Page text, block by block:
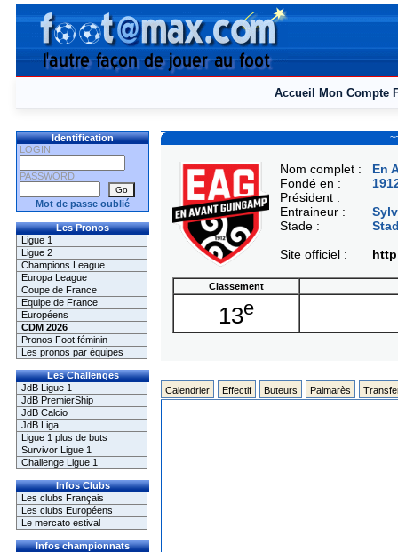
Accueil Mon Compte
Identification
LOGIN
PASSWORD
Mot de passe oublié
Les Pronos
Ligue 1
Ligue 2
Champions League
Europa League
Coupe de France
Equipe de France
Européens
CDM 2026
Pronos Foot féminin
Les pronos par équipes
Les Challenges
JdB Ligue 1
JdB PremierShip
JdB Calcio
JdB Liga
Ligue 1 plus de buts
Survivor Ligue 1
Challenge Ligue 1
Infos Clubs
Les clubs Français
Les clubs Européens
Le mercato estival
Infos championnats
Nom complet :
Fondé en :
Président :
Entraineur :
Stade :
Site officiel :
En
Classement
13e
Calendrier Effectif Buteurs Palmarès